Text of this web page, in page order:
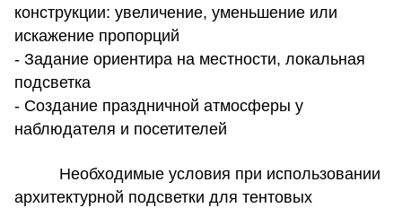
конструкции: увеличение, уменьшение или
искажение пропорций
- Задание ориентира на местности, локальная
подсветка
- Создание праздничной атмосферы у
наблюдателя и посетителей
Необходимые условия при использовании
архитектурной подсветки для тентовых